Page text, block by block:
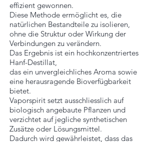
effizient gewonnen.
Diese Methode ermöglicht es, die
natürlichen Bestandteile zu isolieren,
ohne die Struktur oder Wirkung der
Verbindungen zu verändern.
Das Ergebnis ist ein hochkonzentriertes
Hanf-Destillat,
das ein unvergleichliches Aroma sowie
eine herausragende Bioverfügbarkeit
bietet.
Vaporspirit setzt ausschliesslich auf
biologisch angebaute Pflanzen und
verzichtet auf jegliche synthetischen
Zusätze oder Lösungsmittel.
Dadurch wird gewährleistet, dass das